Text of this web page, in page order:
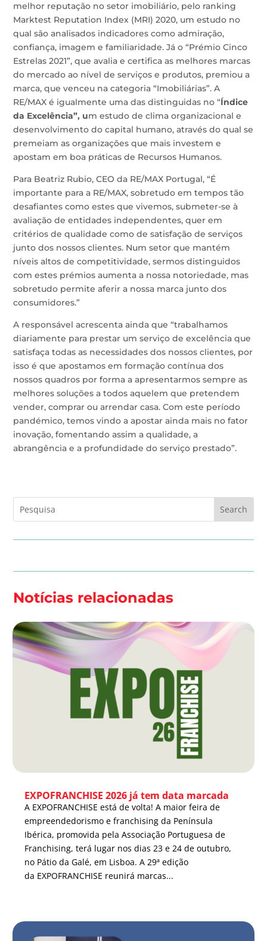
melhor reputação no setor imobiliário, pelo ranking
Marktest Reputation Index (MRI) 2020, um estudo no
qual são analisados indicadores como admiração,
confiança, imagem e familiaridade. Já o “Prémio Cinco
Estrelas 2021”, que avalia e certifica as melhores marcas
do mercado ao nível de serviços e produtos, premiou a
marca, que venceu na categoria “Imobiliárias”. A
RE/MAX é igualmente uma das distinguidas no “Índice
da Excelência”, um estudo de clima organizacional e
desenvolvimento do capital humano, através do qual se
premeiam as organizações que mais investem e
apostam em boa práticas de Recursos Humanos.
Para Beatriz Rubio, CEO da RE/MAX Portugal, “É
importante para a RE/MAX, sobretudo em tempos tão
desafiantes como estes que vivemos, submeter-se à
avaliação de entidades independentes, quer em
critérios de qualidade como de satisfação de serviços
junto dos nossos clientes. Num setor que mantém
níveis altos de competitividade, sermos distinguidos
com estes prémios aumenta a nossa notoriedade, mas
sobretudo permite aferir a nossa marca junto dos
consumidores.”
A responsável acrescenta ainda que “trabalhamos
diariamente para prestar um serviço de excelência que
satisfaça todas as necessidades dos nossos clientes, por
isso é que apostamos em formação contínua dos
nossos quadros por forma a apresentarmos sempre as
melhores soluções a todos aquelem que pretendem
vender, comprar ou arrendar casa. Com este período
pandémico, temos vindo a apostar ainda mais no fator
inovação, fomentando assim a qualidade, a
abrangência e a profundidade do serviço prestado”.
Notícias relacionadas
EXPOFRANCHISE 2026 já tem data marcada
A EXPOFRANCHISE está de volta! A maior feira de
empreendedorismo e franchising da Península
Ibérica, promovida pela Associação Portuguesa de
Franchising, terá lugar nos dias 23 e 24 de outubro,
no Pátio da Galé, em Lisboa. A 29ª edição
da EXPOFRANCHISE reunirá marcas...